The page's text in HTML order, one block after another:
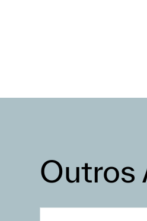
Outros